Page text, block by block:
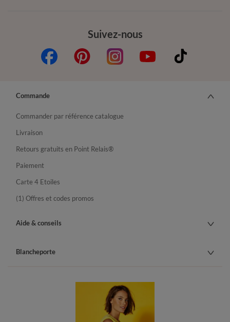
Suivez-nous
Commande
Commander par référence catalogue
Livraison
Retours gratuits en Point Relais®
Paiement
Carte 4 Etoiles
(1) Offres et codes promos
Aide & conseils
Blancheporte